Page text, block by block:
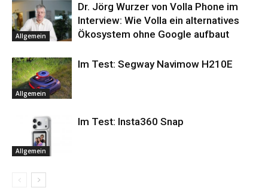
Allgemein
Dr. Jörg Wurzer von Volla Phone im
Interview: Wie Volla ein alternatives
Ökosystem ohne Google aufbaut
Allgemein
Im Test: Segway Navimow H210E
Allgemein
Im Test: Insta360 Snap